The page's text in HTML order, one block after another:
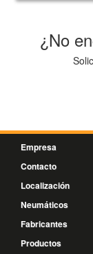
¿No
Empresa
Contacto
Localización
Neumáticos
Fabricantes
Productos